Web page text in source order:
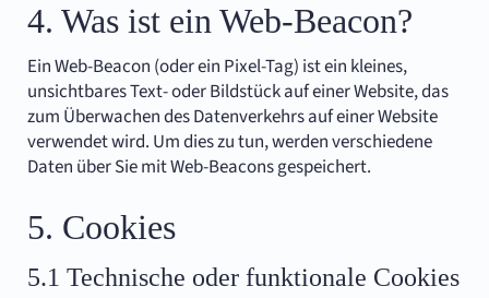
4. Was ist ein Web-Beacon?
Ein Web-Beacon (oder ein Pixel-Tag) ist ein kleines,
unsichtbares Text- oder Bildstück auf einer Website, das
zum Überwachen des Datenverkehrs auf einer Website
verwendet wird. Um dies zu tun, werden verschiedene
Daten über Sie mit Web-Beacons gespeichert.
5. Cookies
5.1 Technische oder funktionale Cookies